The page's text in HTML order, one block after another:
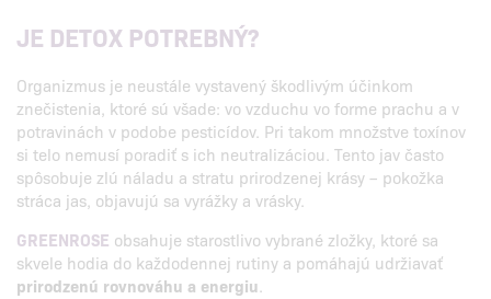
JE DETOX POTREBNÝ?
Organizmus je neustále vystavený škodlivým účinkom
znečistenia, ktoré sú všade: vo vzduchu vo forme prachu a v
potravinách v podobe pesticídov. Pri takom množstve toxínov
si telo nemusí poradiť s ich neutralizáciou. Tento jav často
spôsobuje zlú náladu a stratu prirodzenej krásy – pokožka
stráca jas, objavujú sa vyrážky a vrásky.
GREENROSE obsahuje starostlivo vybrané zložky, ktoré sa
skvele hodia do každodennej rutiny a pomáhajú udržiavať
prirodzenú rovnováhu a energiu.